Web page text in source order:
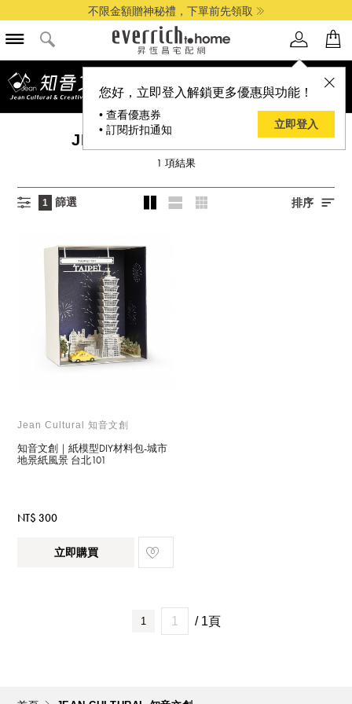
不限金額贈神秘禮，下單前先領取
您好，立即登入解鎖更多優惠與功能！
• 查看優惠券
• 訂閱折扣通知
立即登入
JEAN CULTURAL 知音文創
1 項結果
1 篩選 排序
Jean Cultural 知音文創
知音文創｜紙模型DIY材料包-城市
地景紙風景 台北101
NT$ 300
立即購買
1 / 1頁